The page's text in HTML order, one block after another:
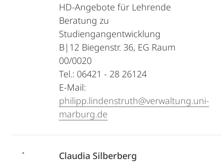
HD-Angebote für Lehrende
Beratung zu
Studiengangentwicklung
B|12 Biegenstr. 36, EG Raum
00/0020
Tel.: 06421 - 28 26124
E-Mail:
philipp.lindenstruth@verwaltung.uni-
marburg.de
Claudia Silberberg